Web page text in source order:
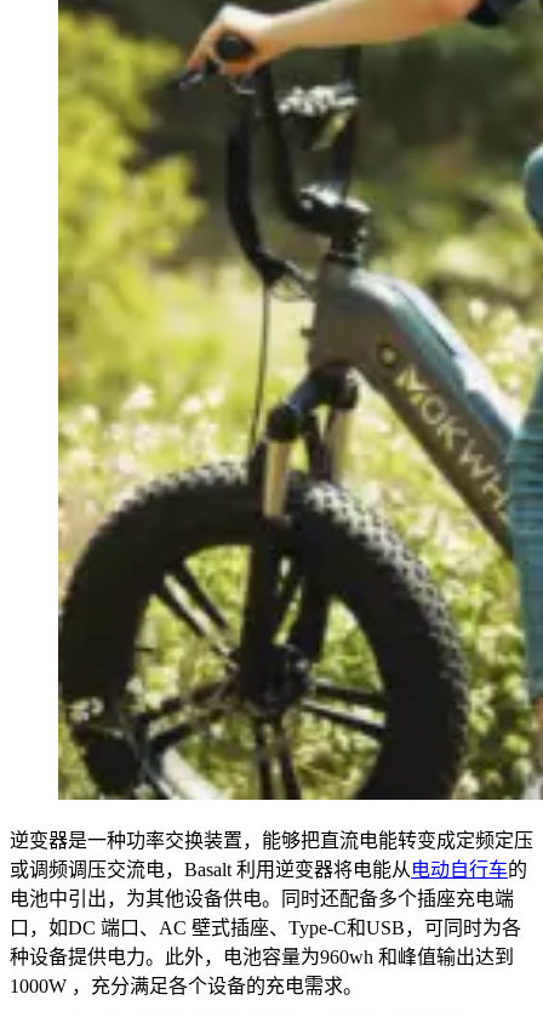
逆变器是一种功率交换装置，能够把直流电能转变成定频定压
或调频调压交流电，Basalt 利用逆变器将电能从 电动自行车的
电池中引出，为其他设备供电。同时还配备多个插座充电端
口，如DC 端口、AC 壁式插座、Type-C和USB，可同时为各
种设备提供电力。此外，电池容量为960wh 和峰值输出达到
1000W ，充分满足各个设备的充电需求。